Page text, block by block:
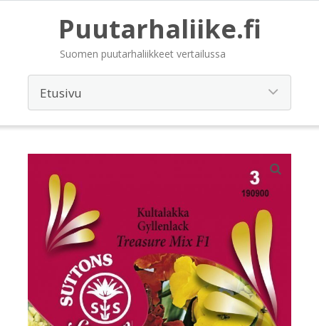
Puutarhaliike.fi
Suomen puutarhaliikkeet vertailussa